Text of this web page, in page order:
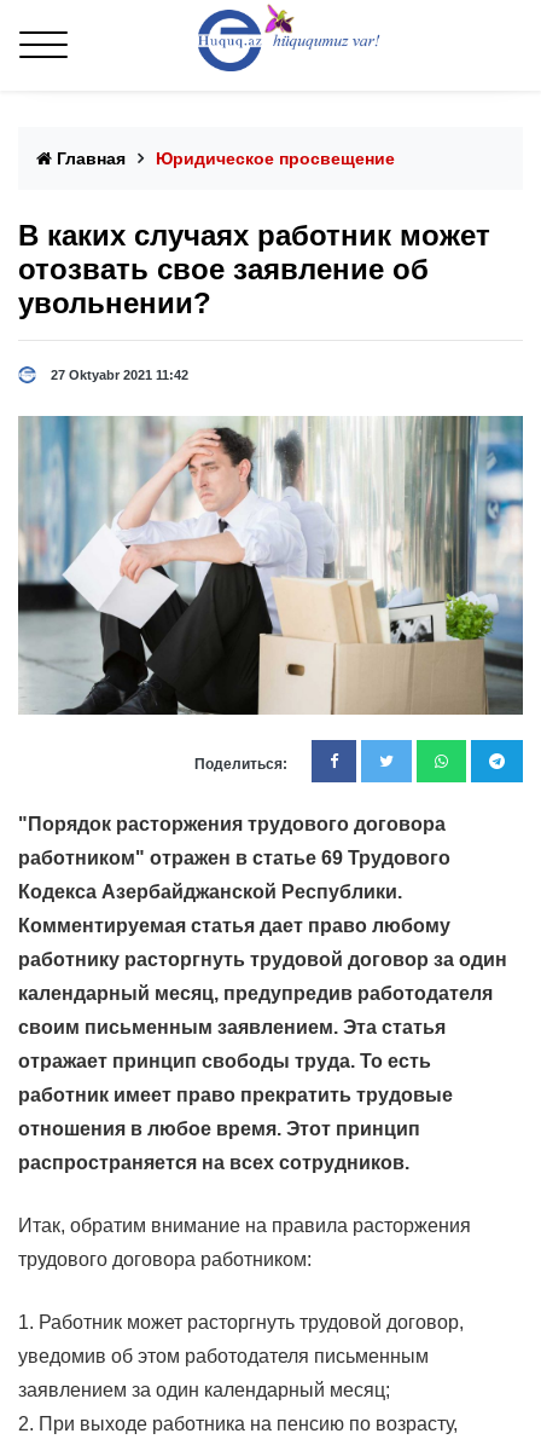
Главная Юридическое просвещение
В каких случаях работник может
отозвать свое заявление об
увольнении?
27 Oktyabr 2021 11:42
Поделиться:
"Порядок расторжения трудового договора
работником" отражен в статье 69 Трудового
Кодекса Азербайджанской Республики.
Комментируемая статья дает право любому
работнику расторгнуть трудовой договор за один
календарный месяц, предупредив работодателя
своим письменным заявлением. Эта статья
отражает принцип свободы труда. То есть
работник имеет право прекратить трудовые
отношения в любое время. Этот принцип
распространяется на всех сотрудников.
Итак, обратим внимание на правила расторжения
трудового договора работником:
1. Работник может расторгнуть трудовой договор,
уведомив об этом работодателя письменным
заявлением за один календарный месяц;
2. При выходе работника на пенсию по возрасту,